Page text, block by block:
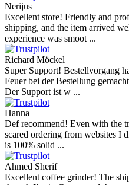
Nerijus
Excellent store! Friendly and
shipping, and the item arrived
experience was smoot ...
Richard Möckel
Super Support! Bestellvorgang
Feuer bei der Bestellung
Der Support ist w ...
Hanna
Def recommend! Even with the
scared ordering from websites I
is 100% solid ...
Ahmed Sherif
Excellent coffee grinder! The